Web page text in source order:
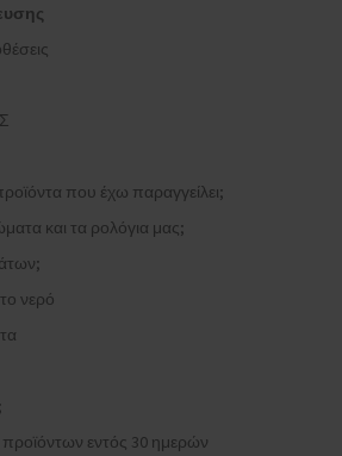
που έχω παραγγείλει;
και τα ρολόγια μας;
νερό
εντός 30 ημερών